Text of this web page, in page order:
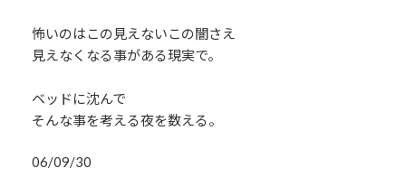
怖いのはこの見えないこの闇さえ
見えなくなる事がある現実で。
ベッドに沈んで
そんな事を考える夜を数える。
06/09/30